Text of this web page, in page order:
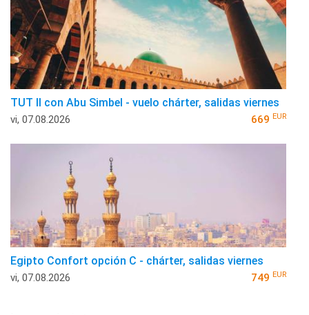
TUT II con Abu Simbel - vuelo chárter, salidas viernes
vi, 07.08.2026 669 EUR
Egipto Confort opción C - chárter, salidas viernes
vi, 07.08.2026 749 EUR